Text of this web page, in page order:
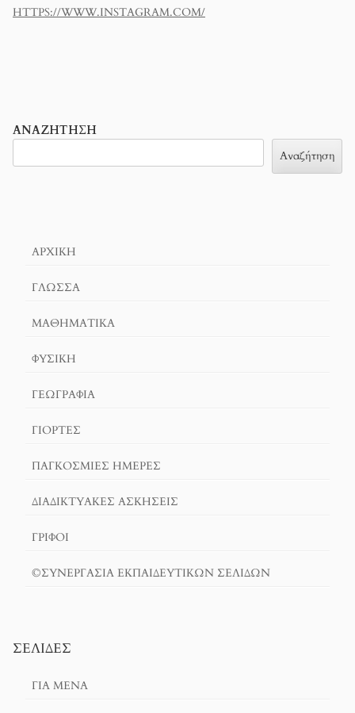
HTTPS://WWW.INSTAGRAM.COM/
ΑΝΑΖΉΤΗΣΗ
Αναζήτηση
ΑΡΧΙΚΉ
ΓΛΏΣΣΑ
ΜΑΘΗΜΑΤΙΚΆ
ΦΥΣΙΚΗ
ΓΕΩΓΡΑΦΊΑ
ΓΙΟΡΤΈΣ
ΠΑΓΚΟΣΜΙΕΣ ΗΜΕΡΕΣ
ΔΙΑΔΙΚΤΥΑΚΈΣ ΑΣΚΉΣΕΙΣ
ΓΡΙΦΟΙ
©ΣΥΝΕΡΓΑΣΙΑ ΕΚΠΑΙΔΕΥΤΙΚΩΝ ΣΕΛΙΔΩΝ
ΣΕΛΊΔΕΣ
ΓΙΑ ΜΕΝΑ